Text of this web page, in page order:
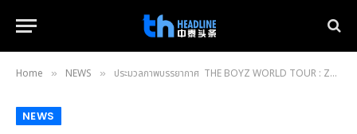
Home » NEWS » ประมวลภาพบรรยากาศ THE BOYZ WORLD TOUR : ZENERATION II in BANGKOK
NEWS